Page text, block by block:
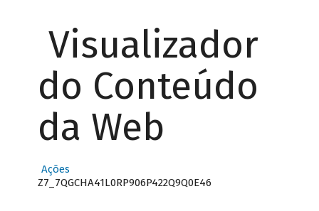
Visualizador
do Conteúdo
da Web
Ações
Z7_7QGCHA41L0RP906P422Q9Q0E46